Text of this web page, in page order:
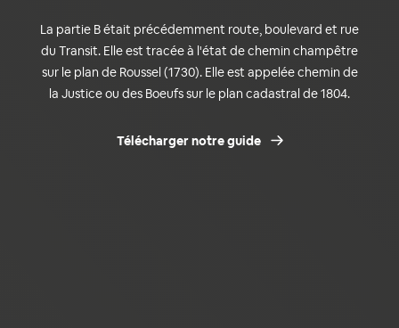
La partie B était précédemment route, boulevard et rue
du Transit. Elle est tracée à l'état de chemin champêtre
sur le plan de Roussel (1730). Elle est appelée chemin de
la Justice ou des Boeufs sur le plan cadastral de 1804.
Télécharger notre guide